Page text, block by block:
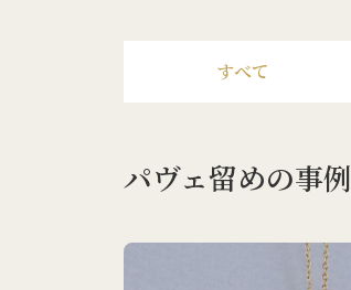
すべて
パヴェ留めの事例